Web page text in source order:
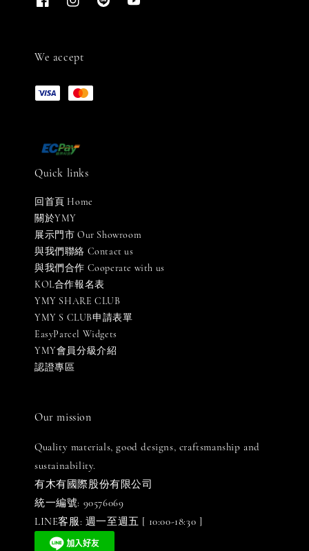
We accept
Quick links
回首頁 Home
關於YMY
展示門市 Our Showroom
與我們聯絡 Contact us
與我們合作 Cooperate with us
KOL合作報名表
YMY SHARE CLUB
YMY S CLUB申請表單
EasyParcel Widgets
YMY會員分級介紹
認證專區
Our mission
Quality materials, good designs, craftsmanship and
sustainability.
有木有國際股份有限公司
統一編號: 90576069
LINE客服: 週一至週五 [ 10:00-18:30 ]